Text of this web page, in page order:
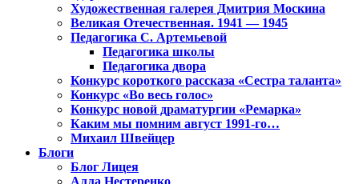
Художественная галерея Дмитрия Москина
Великая Отечественная. 1941 — 1945
Педагогика С. Артемьевой
Педагогика школы
Педагогика двора
Конкурс короткого рассказа «Сестра таланта»
Конкурс «Во весь голос»
Конкурс новой драматургии «Ремарка»
Каким мы помним август 1991-го…
Михаил Швейцер
Блоги
Блог Лицея